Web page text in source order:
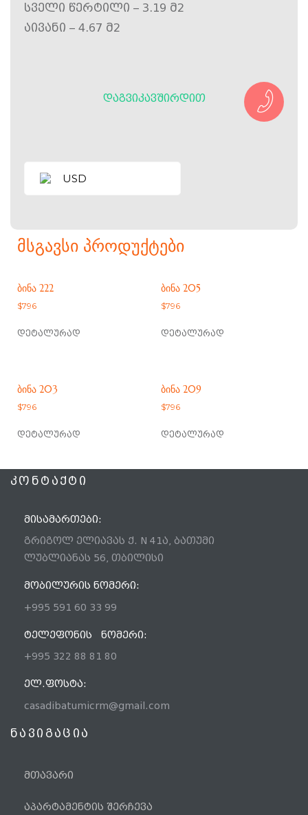
სველი წერტილი – 3.19 მ2
აივანი – 4.67 მ2
ᲓᲐᲒᲕᲘᲙᲐᲕᲨᲘᲠᲓᲘᲗ
USD
ᲛᲡᲒᲐᲕᲡᲘ ᲞᲠᲝᲓᲣᲥᲢᲔᲑᲘ
ᲑᲘᲜᲐ 222
$796
დეტალურად
ᲑᲘᲜᲐ 205
$796
დეტალურად
ᲑᲘᲜᲐ 203
$796
დეტალურად
ᲑᲘᲜᲐ 209
$796
დეტალურად
ᲙᲝᲜᲢᲐᲥᲢᲘ
ᲛᲘᲡᲐᲛᲐᲠᲗᲔᲑᲘ:
გრიგოლ ელიავას ქ. N 41ა, ბათუმი
ლუბლიანას 56, თბილისი
ᲛᲝᲑᲘᲚᲣᲠᲘᲡ ᲜᲝᲛᲔᲠᲘ:
+995 591 60 33 99
ᲢᲔᲚᲔᲤᲝᲜᲘᲡ ᲜᲝᲛᲔᲠᲘ:
+995 322 88 81 80
ᲔᲚ.ᲤᲝᲡᲢᲐ:
casadibatumicrm@gmail.com
ნავიგაცია
მთავარი
აპარტამენტის შერჩევა